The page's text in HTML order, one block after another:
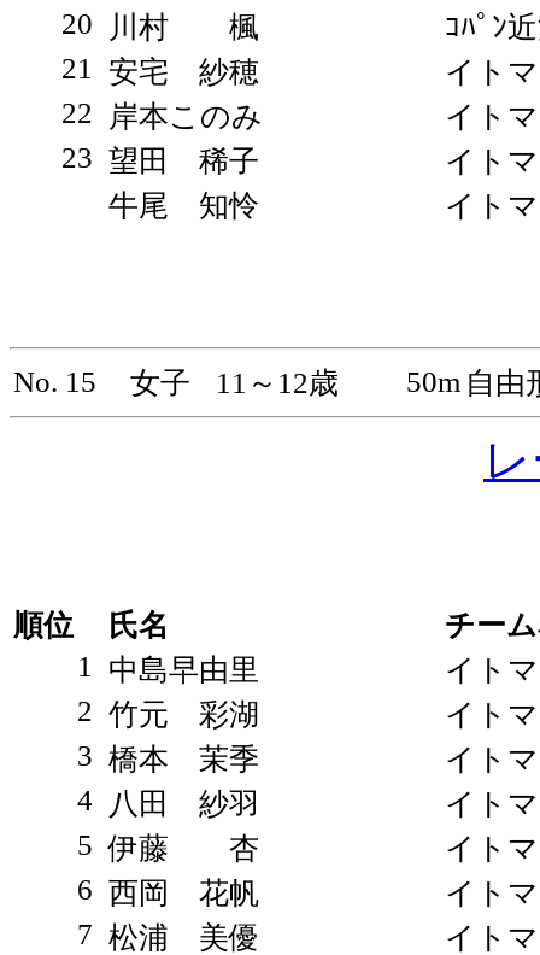
20
川村 楓
ｺﾊﾟﾝ
21
安宅 紗穂
イト
22
岸本このみ
イト
23 望田 稀子
イト
牛尾 知怜
イト
No. 15 女子 11～12歳 50m 自由
順位 氏名
チー
1
中島早由里
イト
2 竹元 彩湖
イト
3 橋本 茉季
イト
4
八田 紗羽
イト
5 伊藤 杏
イト
6 西岡 花帆
イト
7 松浦 美優
イト